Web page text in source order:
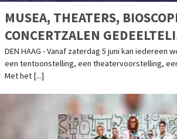
MUSEA, THEATERS,
CONCERTZALEN
OPEN VOOR PUBLIEK
DEN HAAG - Vanaf zaterdag 5 juni kan iedereen
een tentoonstelling, een theatervoorstelling,
Met het [...]